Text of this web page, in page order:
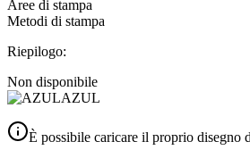
Aree di stampa
Metodi di stampa
Riepilogo:
Non disponibile
AZUL
È possibile caricare il proprio disegno